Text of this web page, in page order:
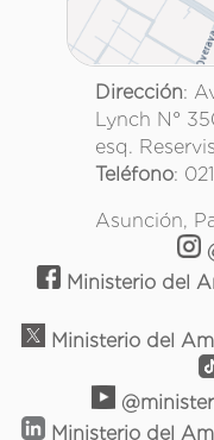
Dirección:
Lynch N°
esq.
Teléfono:
Asunción,
Ministerio del
Ministerio del
Ministerio del